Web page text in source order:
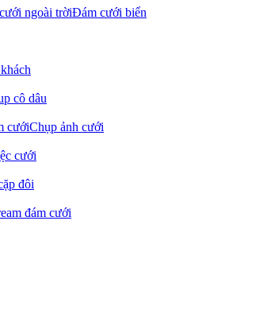
ngoài trờiĐám cưới biển
cô dâu
cướiChụp ảnh cưới
cưới
đôi
đám cưới